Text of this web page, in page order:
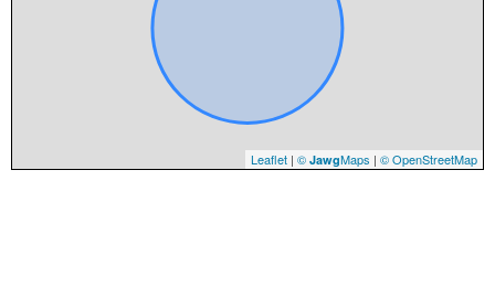
Leaflet | © JawgMaps | © OpenStreetMap